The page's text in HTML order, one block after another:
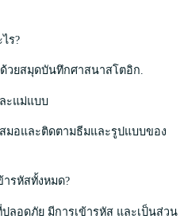
ร?
วยสมุดบันทึกศาสนาสโตอิก.
ะแม่แบบ
มอและติดตามธีมและรูปแบบของ
รหัสทั้งหมด?
ลอดภัย มีการเข้ารหัส และเป็นส่วน